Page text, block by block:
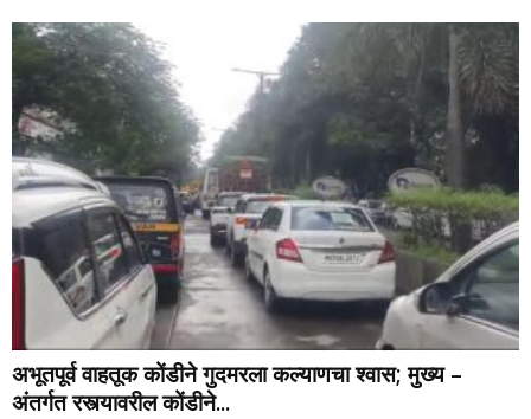
अभूतपूर्व वाहतूक कोंडीने गुदमरला कल्याणचा श्वास; मुख्य –
अंतर्गत रस्त्यावरील कोंडीने...